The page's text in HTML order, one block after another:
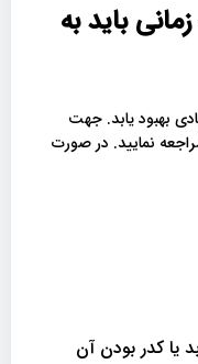
باید به
بهبود یابد. جهت
نمایید. در صورت
یا کدر بودن آن